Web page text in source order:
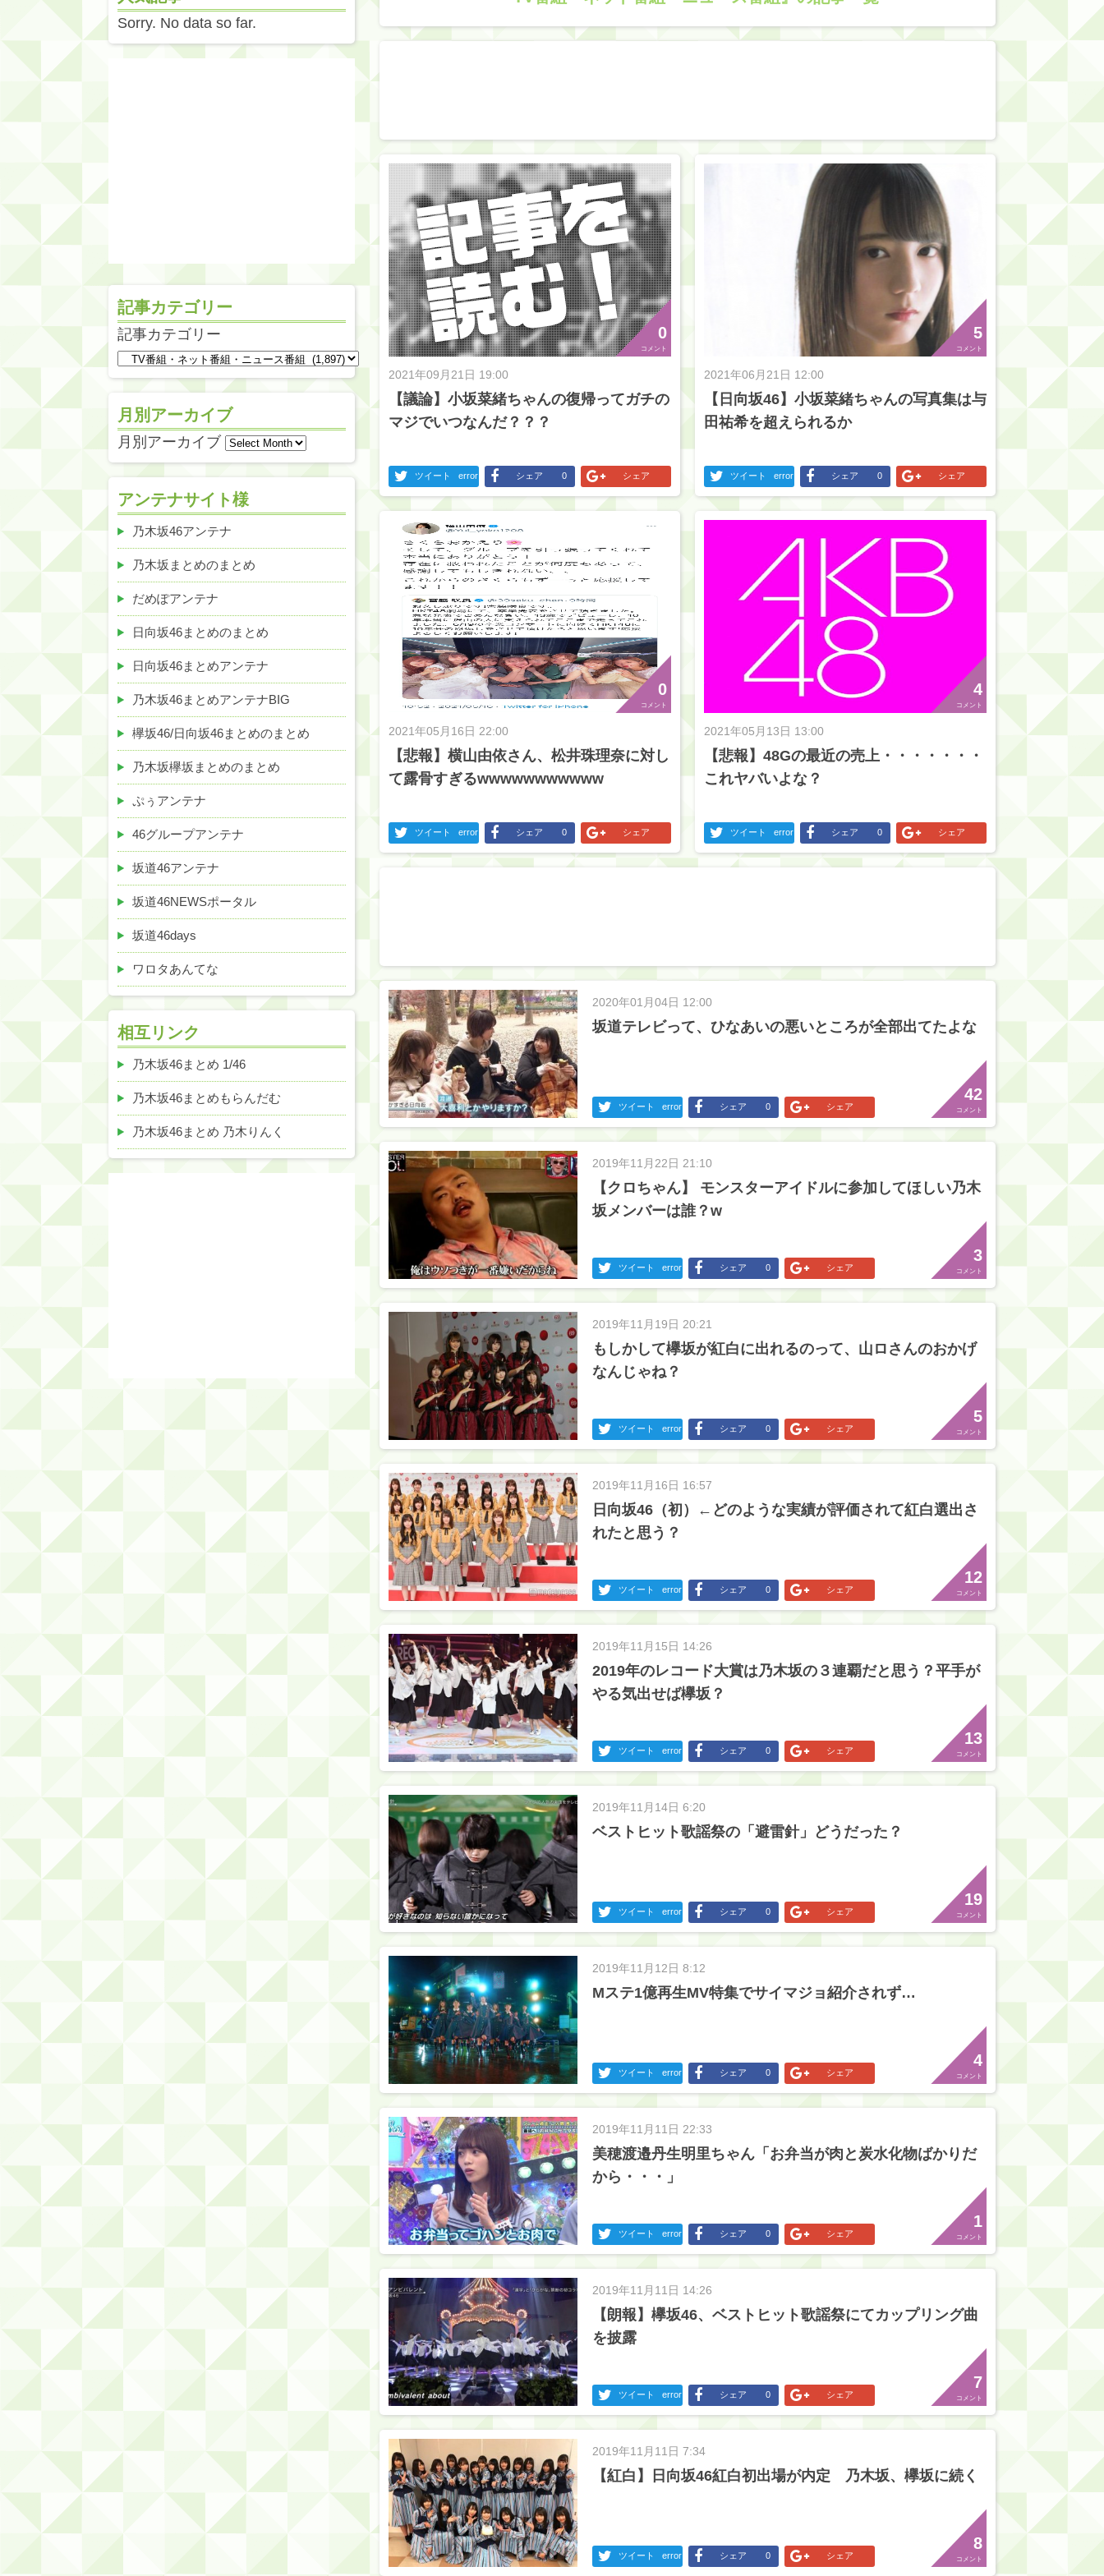
2021年09月21日 19:00
【議論】小坂菜緒ちゃんの復帰ってガチの
マジでいつなんだ？？？
0
コメント
ツイート error シェア 0 シェア
2021年06月21日 12:00
【日向坂46】小坂菜緒ちゃんの写真集は与
田祐希を超えられるか
5
コメント
ツイート error シェア 0 シェア
2021年05月16日 22:00
【悲報】横山由依さん、松井珠理奈に対し
て露骨すぎるwwwwwwwwwww
0
コメント
ツイート error シェア 0 シェア
2021年05月13日 13:00
【悲報】48Gの最近の売上・・・・・・・
これヤバいよな？
4
コメント
ツイート error シェア 0 シェア
2020年01月04日 12:00
坂道テレビって、ひなあいの悪いところが全部出てたよな
42
コメント
ツイート error シェア 0 シェア
2019年11月22日 21:10
【クロちゃん】 モンスターアイドルに参加してほしい乃木
坂メンバーは誰？w
3
コメント
ツイート error シェア 0 シェア
2019年11月19日 20:21
もしかして欅坂が紅白に出れるのって、山ロさんのおかげ
なんじゃね？
5
コメント
ツイート error シェア 0 シェア
2019年11月16日 16:57
日向坂46（初）←どのような実績が評価されて紅白選出さ
れたと思う？
12
コメント
ツイート error シェア 0 シェア
2019年11月15日 14:26
2019年のレコード大賞は乃木坂の３連覇だと思う？平手が
やる気出せば欅坂？
13
コメント
ツイート error シェア 0 シェア
2019年11月14日 6:20
ベストヒット歌謡祭の「避雷針」どうだった？
19
コメント
ツイート error シェア 0 シェア
2019年11月12日 8:12
Mステ1億再生MV特集でサイマジョ紹介されず…
4
コメント
ツイート error シェア 0 シェア
2019年11月11日 22:33
美穂渡邉丹生明里ちゃん「お弁当が肉と炭水化物ばかりだ
から・・・」
1
コメント
ツイート error シェア 0 シェア
2019年11月11日 14:26
【朗報】欅坂46、ベストヒット歌謡祭にてカップリング曲
を披露
7
コメント
ツイート error シェア 0 シェア
2019年11月11日 7:34
【紅白】日向坂46紅白初出場が内定 乃木坂、欅坂に続く
8
コメント
ツイート error シェア 0 シェア
Sorry. No data so far.
記事カテゴリー
記事カテゴリー
月別アーカイブ
月別アーカイブ
アンテナサイト様
乃木坂46アンテナ
乃木坂まとめのまとめ
だめぽアンテナ
日向坂46まとめのまとめ
日向坂46まとめアンテナ
乃木坂46まとめアンテナBIG
欅坂46/日向坂46まとめのまとめ
乃木坂欅坂まとめのまとめ
ぷぅアンテナ
46グループアンテナ
坂道46アンテナ
坂道46NEWSポータル
坂道46days
ワロタあんてな
相互リンク
乃木坂46まとめ 1/46
乃木坂46まとめもらんだむ
乃木坂46まとめ 乃木りんく